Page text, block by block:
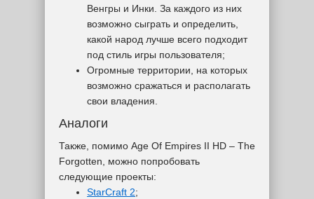
Венгры и Инки. За каждого из них
возможно сыграть и определить,
какой народ лучше всего подходит
под стиль игры пользователя;
Огромные территории, на которых
возможно сражаться и располагать
свои владения.
Аналоги
Также, помимо Age Of Empires II HD – The
Forgotten, можно попробовать
следующие проекты:
StarCraft 2;